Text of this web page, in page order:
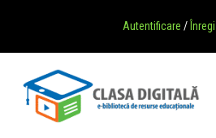
Autentificare /